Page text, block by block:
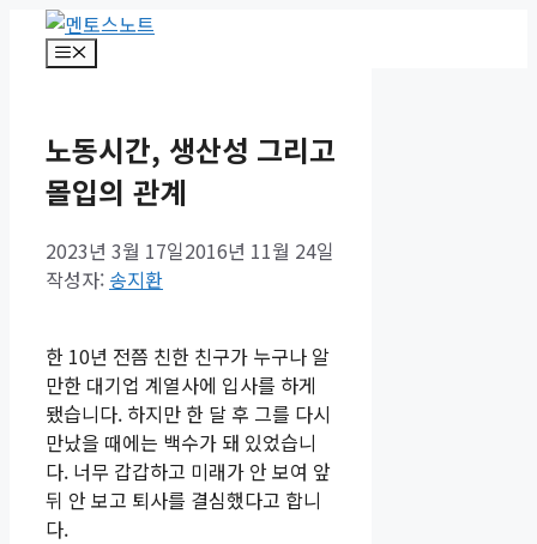
메
뉴
노동시간, 생산성 그리고
몰입의 관계
2023년 3월 17일2016년 11월 24일
작성자: 송지환
한 10년 전쯤 친한 친구가 누구나 알
만한 대기업 계열사에 입사를 하게
됐습니다. 하지만 한 달 후 그를 다시
만났을 때에는 백수가 돼 있었습니
다. 너무 갑갑하고 미래가 안 보여 앞
뒤 안 보고 퇴사를 결심했다고 합니
다.